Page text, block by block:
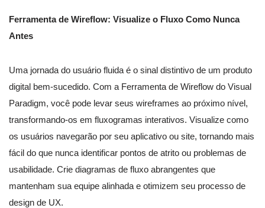
Ferramenta de Wireflow: Visualize o Fluxo Como Nunca
Antes
Uma jornada do usuário fluida é o sinal distintivo de um produto
digital bem-sucedido. Com a Ferramenta de Wireflow do Visual
Paradigm, você pode levar seus wireframes ao próximo nível,
transformando-os em fluxogramas interativos. Visualize como
os usuários navegarão por seu aplicativo ou site, tornando mais
fácil do que nunca identificar pontos de atrito ou problemas de
usabilidade. Crie diagramas de fluxo abrangentes que
mantenham sua equipe alinhada e otimizem seu processo de
design de UX.